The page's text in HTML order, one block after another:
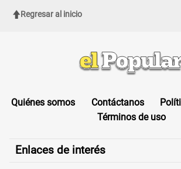
Regresar al inicio
Quiénes somos Contáctanos
Términos de uso
Enlaces de interés